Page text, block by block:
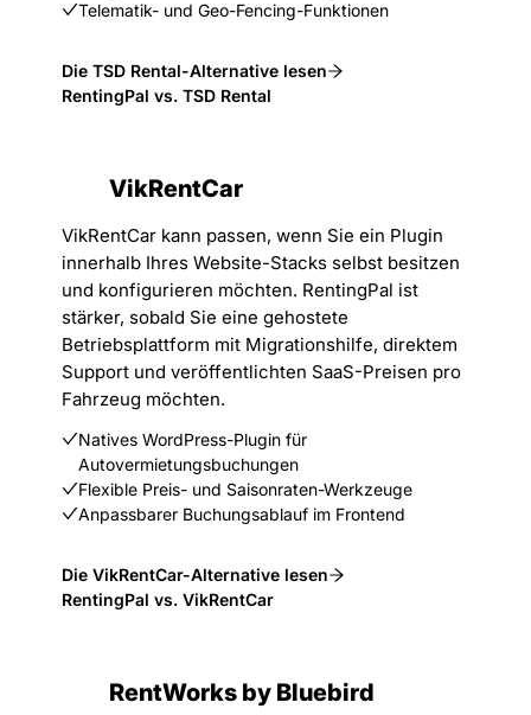
Telematik- und Geo-Fencing-Funktionen
Die TSD Rental-Alternative lesen
RentingPal vs. TSD Rental
VikRentCar
VikRentCar kann passen, wenn Sie ein Plugin
innerhalb Ihres Website-Stacks selbst besitzen
und konfigurieren möchten. RentingPal ist
stärker, sobald Sie eine gehostete
Betriebsplattform mit Migrationshilfe, direktem
Support und veröffentlichten SaaS-Preisen pro
Fahrzeug möchten.
Natives WordPress-Plugin für
Autovermietungsbuchungen
Flexible Preis- und Saisonraten-Werkzeuge
Anpassbarer Buchungsablauf im Frontend
Die VikRentCar-Alternative lesen
RentingPal vs. VikRentCar
RentWorks by Bluebird